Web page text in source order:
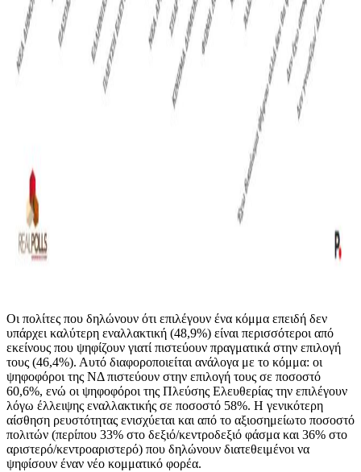
Οι πολίτες που δηλώνουν ότι επιλέγουν ένα κόμμα επειδή δεν
υπάρχει καλύτερη εναλλακτική (48,9%) είναι περισσότεροι από
εκείνους που ψηφίζουν γιατί πιστεύουν πραγματικά στην επιλογή
τους (46,4%). Αυτό διαφοροποιείται ανάλογα με το κόμμα: οι
ψηφοφόροι της ΝΔ πιστεύουν στην επιλογή τους σε ποσοστό
60,6%, ενώ οι ψηφοφόροι της Πλεύσης Ελευθερίας την επιλέγουν
λόγω έλλειψης εναλλακτικής σε ποσοστό 58%. Η γενικότερη
αίσθηση ρευστότητας ενισχύεται και από το αξιοσημείωτο ποσοστό
πολιτών (περίπου 33% στο δεξιό/κεντροδεξιό φάσμα και 36% στο
αριστερό/κεντροαριστερό) που δηλώνουν διατεθειμένοι να
ψηφίσουν έναν νέο κομματικό φορέα.